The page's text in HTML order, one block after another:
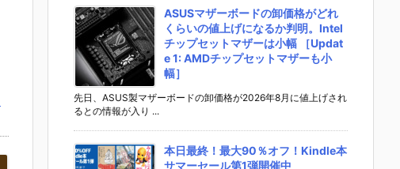
ASUSマザーボードの卸価格がどれ
くらいの値上げになるか判明。Intel
チップセットマザーは小幅 ［Updat
e 1: AMDチップセットマザーも小
幅］
先日、ASUS製マザーボードの卸価格が2026年8月に値上げされ
るとの情報が入り ...
本日最終！最大90％オフ！Kindle本
サマーセール第1弾開催中